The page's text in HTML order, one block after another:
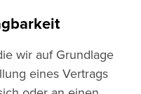
wir auf Grundlage
eines Vertrags